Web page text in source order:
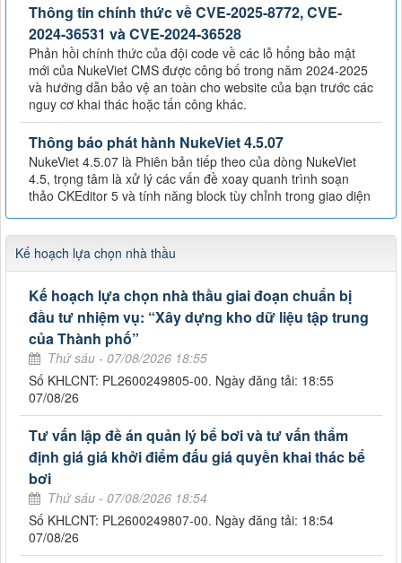
Thông tin chính thức về CVE-2025-8772, CVE-
2024-36531 và CVE-2024-36528
Phản hồi chính thức của đội code về các lỗ hổng bảo mật
mới của NukeViet CMS được công bố trong năm 2024-2025
và hướng dẫn bảo vệ an toàn cho website của bạn trước các
nguy cơ khai thác hoặc tấn công khác.
Thông báo phát hành NukeViet 4.5.07
NukeViet 4.5.07 là Phiên bản tiếp theo của dòng NukeViet
4.5, trọng tâm là xử lý các vấn đề xoay quanh trình soạn
thảo CKEditor 5 và tính năng block tùy chỉnh trong giao diện
Kế hoạch lựa chọn nhà thầu
Kế hoạch lựa chọn nhà thầu giai đoạn chuẩn bị
đầu tư nhiệm vụ: “Xây dựng kho dữ liệu tập trung
của Thành phố”
Thứ sáu - 07/08/2026 18:55
Số KHLCNT: PL2600249805-00. Ngày đăng tải: 18:55
07/08/26
Tư vấn lập đề án quản lý bể bơi và tư vấn thẩm
định giá giá khởi điểm đấu giá quyền khai thác bể
bơi
Thứ sáu - 07/08/2026 18:54
Số KHLCNT: PL2600249807-00. Ngày đăng tải: 18:54
07/08/26